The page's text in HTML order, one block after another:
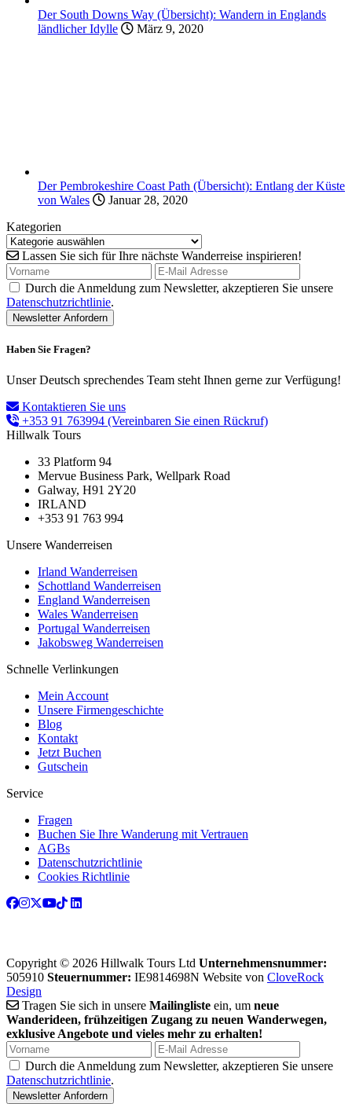
Der South Downs Way (Übersicht): Wandern in Englands
ländlicher Idylle
März 9, 2020
Der Pembrokeshire Coast Path (Übersicht): Entlang der Küste
von Wales
Januar 28, 2020
Kategorien
Lassen Sie sich für Ihre nächste Wanderreise inspirieren!
Durch die Anmeldung zum Newsletter, akzeptieren Sie unsere
Datenschutzrichtlinie.
Haben Sie Fragen?
Unser Deutsch sprechendes Team steht Ihnen gerne zur Verfügung!
Kontaktieren Sie uns
+353 91 763994 (Vereinbaren Sie einen Rückruf)
Hillwalk Tours
33 Platform 94
Mervue Business Park, Wellpark Road
Galway, H91 2Y20
IRLAND
+353 91 763 994
Unsere Wanderreisen
Irland Wanderreisen
Schottland Wanderreisen
England Wanderreisen
Wales Wanderreisen
Portugal Wanderreisen
Jakobsweg Wanderreisen
Schnelle Verlinkungen
Mein Account
Unsere Firmengeschichte
Blog
Kontakt
Jetzt Buchen
Gutschein
Service
Fragen
Buchen Sie Ihre Wanderung mit Vertrauen
AGBs
Datenschutzrichtlinie
Cookies Richtlinie
Copyright © 2026 Hillwalk Tours Ltd Unternehmensnummer:
505910 Steuernummer: IE9814698N Website von CloveRock
Design
Tragen Sie sich in unsere Mailingliste ein, um neue
Wanderideen, frühzeitigen Zugang zu neuen Wanderwegen,
exklusive Angebote und vieles mehr zu erhalten!
Durch die Anmeldung zum Newsletter, akzeptieren Sie unsere
Datenschutzrichtlinie.